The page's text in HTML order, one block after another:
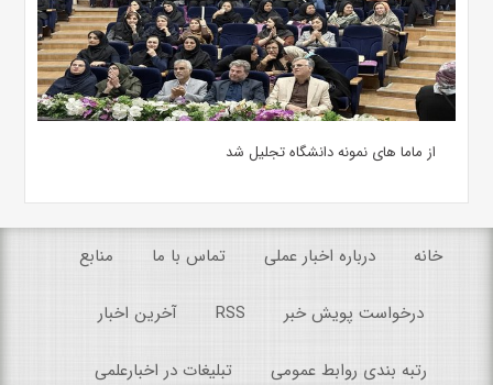
از ماما های نمونه دانشگاه تجلیل شد
خانه درباره اخبار عملی تماس با ما منابع
درخواست پویش خبر RSS آخرین اخبار
رتبه بندی روابط عمومی تبلیغات در اخبارعلمی